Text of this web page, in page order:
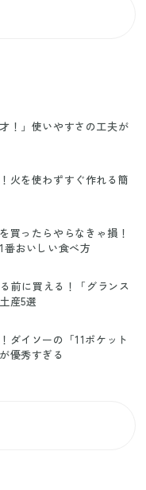
！」使いやすさの工夫が
火を使わずすぐ作れる簡
買ったらやらなきゃ損！
番おいしい食べ方
前に買える！「グランス
産5選
ダイソーの「11ポケット
優秀すぎる